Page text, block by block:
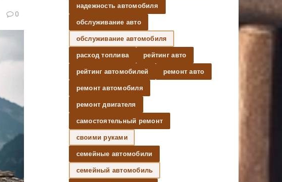
0
надежность автомобиля
обслуживание авто
обслуживание автомобиля
расход топлива рейтинг авто
рейтинг автомобилей ремонт авто
ремонт автомобиля
ремонт двигателя
самостоятельный ремонт
своими руками
семейные автомобили
семейный автомобиль